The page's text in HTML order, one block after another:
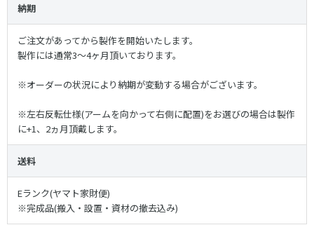
納期
ご注文があってから製作を開始いたします。
製作には通常3〜4ヶ月頂いております。
※オーダーの状況により納期が変動する場合がございます。
※左右反転仕様(アームを向かって右側に配置)をお選びの場合は製作
に+1、2ヵ月頂戴します。
送料
Eランク(ヤマト家財便)
※完成品(搬入・設置・資材の撤去込み)